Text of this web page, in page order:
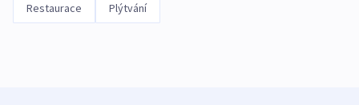
Restaurace Plýtvání